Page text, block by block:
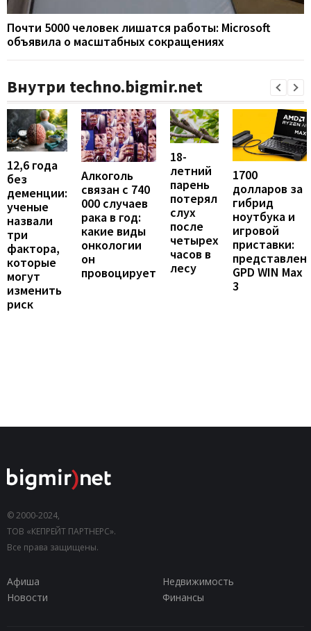
Почти 5000 человек лишатся работы: Microsoft
объявила о масштабных сокращениях
Внутри techno.bigmir.net
12,6 года
без
деменции:
ученые
назвали
три
фактора,
которые
могут
изменить
риск
Алкоголь
связан с 740
000 случаев
рака в год:
какие виды
онкологии
он
провоцирует
18-
летний
парень
потерял
слух
после
четырех
часов в
лесу
1700
долларов за
гибрид
ноутбука и
игровой
приставки:
представлен
GPD WIN Max
3
© 2000-2024,
ТОВ «КЕПРЕЙТ ПАРТНЕРС».
Все права защищены.
Афиша
Недвижимость
Новости
Финансы